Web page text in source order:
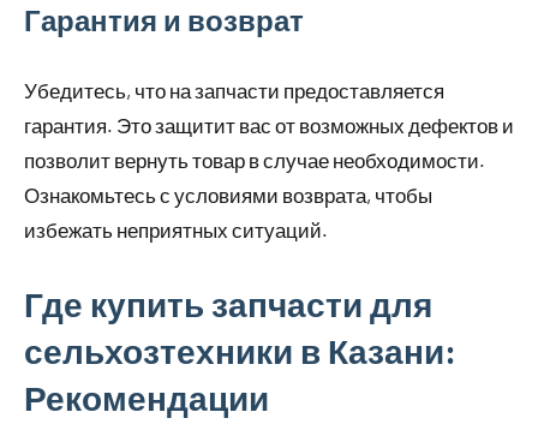
Гарантия и возврат
Убедитесь, что на запчасти предоставляется
гарантия. Это защитит вас от возможных дефектов и
позволит вернуть товар в случае необходимости.
Ознакомьтесь с условиями возврата, чтобы
избежать неприятных ситуаций.
Где купить запчасти для
сельхозтехники в Казани:
Рекомендации